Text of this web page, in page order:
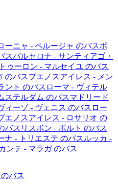
ーニャ - ペルージャ のバスポ
スバルセロナ - サンティアゴ・
トゥーロン - マルセイユ のバス
のバスブエノスアイレス - メン
ント のバス ローマ - ヴィテル
ステルダム のバスマドリード
ィーゾ - ヴェニス のバス ロー
エノスアイレス - ロサリオ の
バス リスボン - ポルト のバス
ナ - トリエステ のバス ルッカ -
ンテ - マラガ のバス
バス